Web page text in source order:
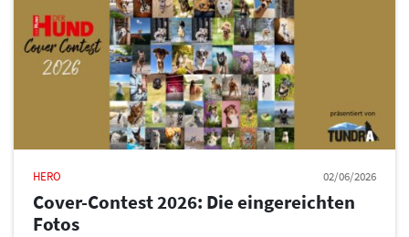
HERO 02/06/2026
Cover-Contest 2026: Die eingereichten
Fotos